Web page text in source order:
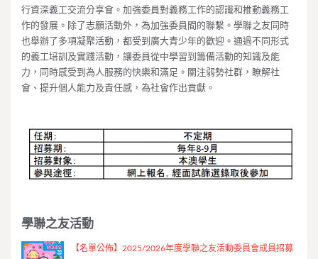
行資深義工交流分享會。加強委員對義務工作的認識和推動義務工
作的發展。除了志願活動外，為加強委員間的聯繫。學聯之友同時
也舉辦了多項凝聚活動，都受到廣大青少年的歡迎。通過不同形式
的義工培訓及實踐活動，讓委員從中學習到籌備活動的知識及能
力，同時感受到為人服務的快樂和滿足。關注弱勢社群，瞭解社
會、提升個人能力及責任感，為社會作出貢獻。
學聯之友活動
【名單公佈】2025/2026年度學聯之友活動委員會成員招募